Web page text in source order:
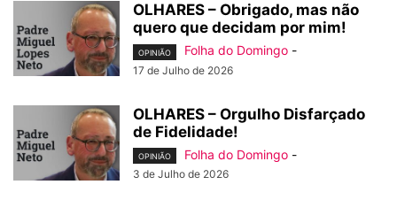
OLHARES – Obrigado, mas não
quero que decidam por mim!
OPINIÃO Folha do Domingo -
17 de Julho de 2026
OLHARES – Orgulho Disfarçado
de Fidelidade!
OPINIÃO Folha do Domingo -
3 de Julho de 2026